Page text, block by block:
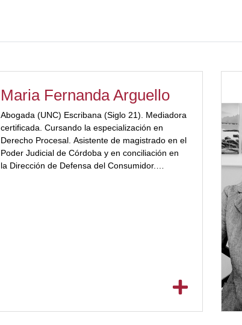
Maria Fernanda Arguello
Abogada (UNC) Escribana (Siglo 21). Mediadora
certificada. Cursando la especialización en
Derecho Procesal. Asistente de magistrado en el
Poder Judicial de Córdoba y en conciliación en
la Dirección de Defensa del Consumidor.